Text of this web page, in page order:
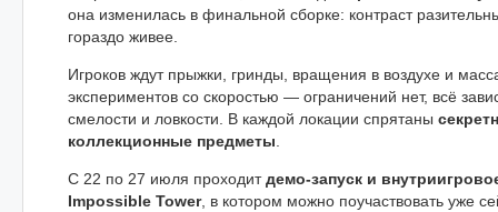
она изменилась в финальной сборке: контраст
гораздо живее.
Игроков ждут прыжки, гринды, вращения в воздухе и
экспериментов со скоростью — ограничений нет, всё
смелости и ловкости. В каждой локации спрятаны
коллекционные предметы
С 22 по 27 июля проходитдемо-запуск и
Impossible Tower, в котором можно поучаствовать уже